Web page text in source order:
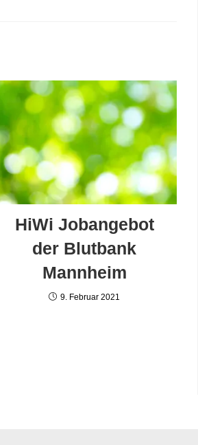
HiWi Jobangebot
der Blutbank
Mannheim
9. Februar 2021